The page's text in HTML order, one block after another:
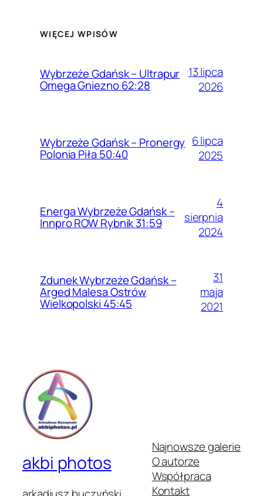
WIĘCEJ WPISÓW
Wybrzeże Gdańsk – Ultrapur
Omega Gniezno 62:28
13 lipca
2026
Wybrzeże Gdańsk – Pronergy
Polonia Piła 50:40
6 lipca
2025
Energa Wybrzeże Gdańsk –
Innpro ROW Rybnik 31:59
4
sierpnia
2024
Zdunek Wybrzeże Gdańsk –
Arged Malesa Ostrów
Wielkopolski 45:45
31
maja
2021
akbi photos
Najnowsze galerie
O autorze
Współpraca
Kontakt